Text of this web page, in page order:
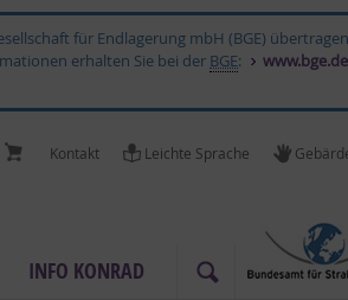
für Endlagerung mbH (BGE)
erhalten Sie bei der BGE: www.bge.de
Kon­takt Leich­te Spra­che
IN­FO KON­RAD